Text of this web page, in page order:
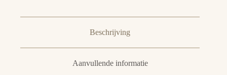
Beschrijving
Aanvullende informatie